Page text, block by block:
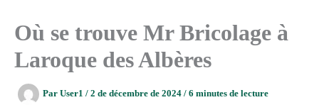
Où se trouve Mr Bricolage à
Laroque des Albères
Par User1 / 2 de décembre de 2024 / 6 minutes de lecture